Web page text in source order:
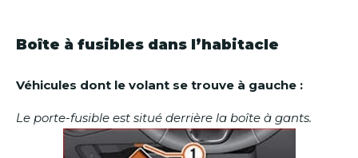
Boîte à fusibles dans l’habitacle
Véhicules dont le volant se trouve à gauche :
Le porte-fusible est situé derrière la boîte à gants.